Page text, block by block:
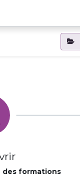
des formations